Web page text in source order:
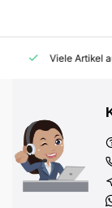
Viele Artikel auf